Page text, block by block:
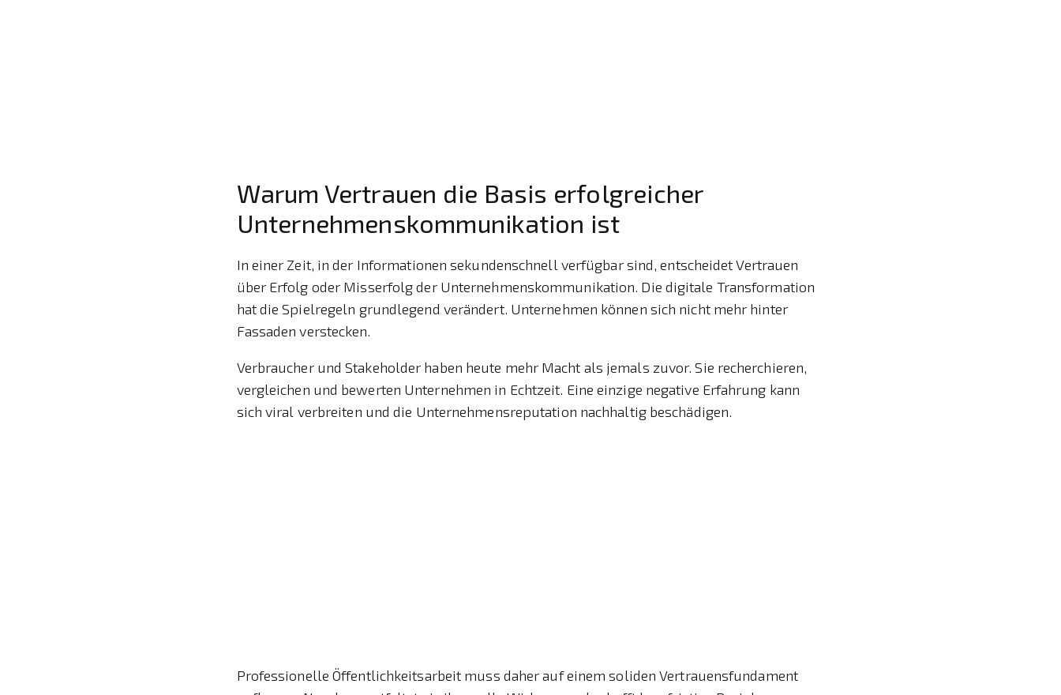
Warum Vertrauen die Basis erfolgreicher
Unternehmenskommunikation ist
In einer Zeit, in der Informationen sekundenschnell verfügbar sind, entscheidet Vertrauen
über Erfolg oder Misserfolg der Unternehmenskommunikation. Die digitale Transformation
hat die Spielregeln grundlegend verändert. Unternehmen können sich nicht mehr hinter
Fassaden verstecken.
Verbraucher und Stakeholder haben heute mehr Macht als jemals zuvor. Sie recherchieren,
vergleichen und bewerten Unternehmen in Echtzeit. Eine einzige negative Erfahrung kann
sich viral verbreiten und die Unternehmensreputation nachhaltig beschädigen.
Professionelle Öffentlichkeitsarbeit muss daher auf einem soliden Vertrauensfundament